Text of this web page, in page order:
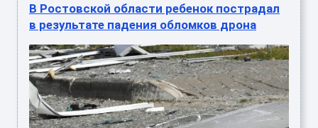
В Ростовской области ребенок пострадал
в результате падения обломков дрона